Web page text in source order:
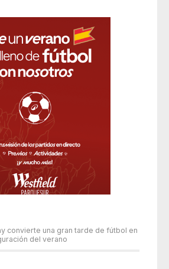
convierte una gran tarde de fútbol en
del verano